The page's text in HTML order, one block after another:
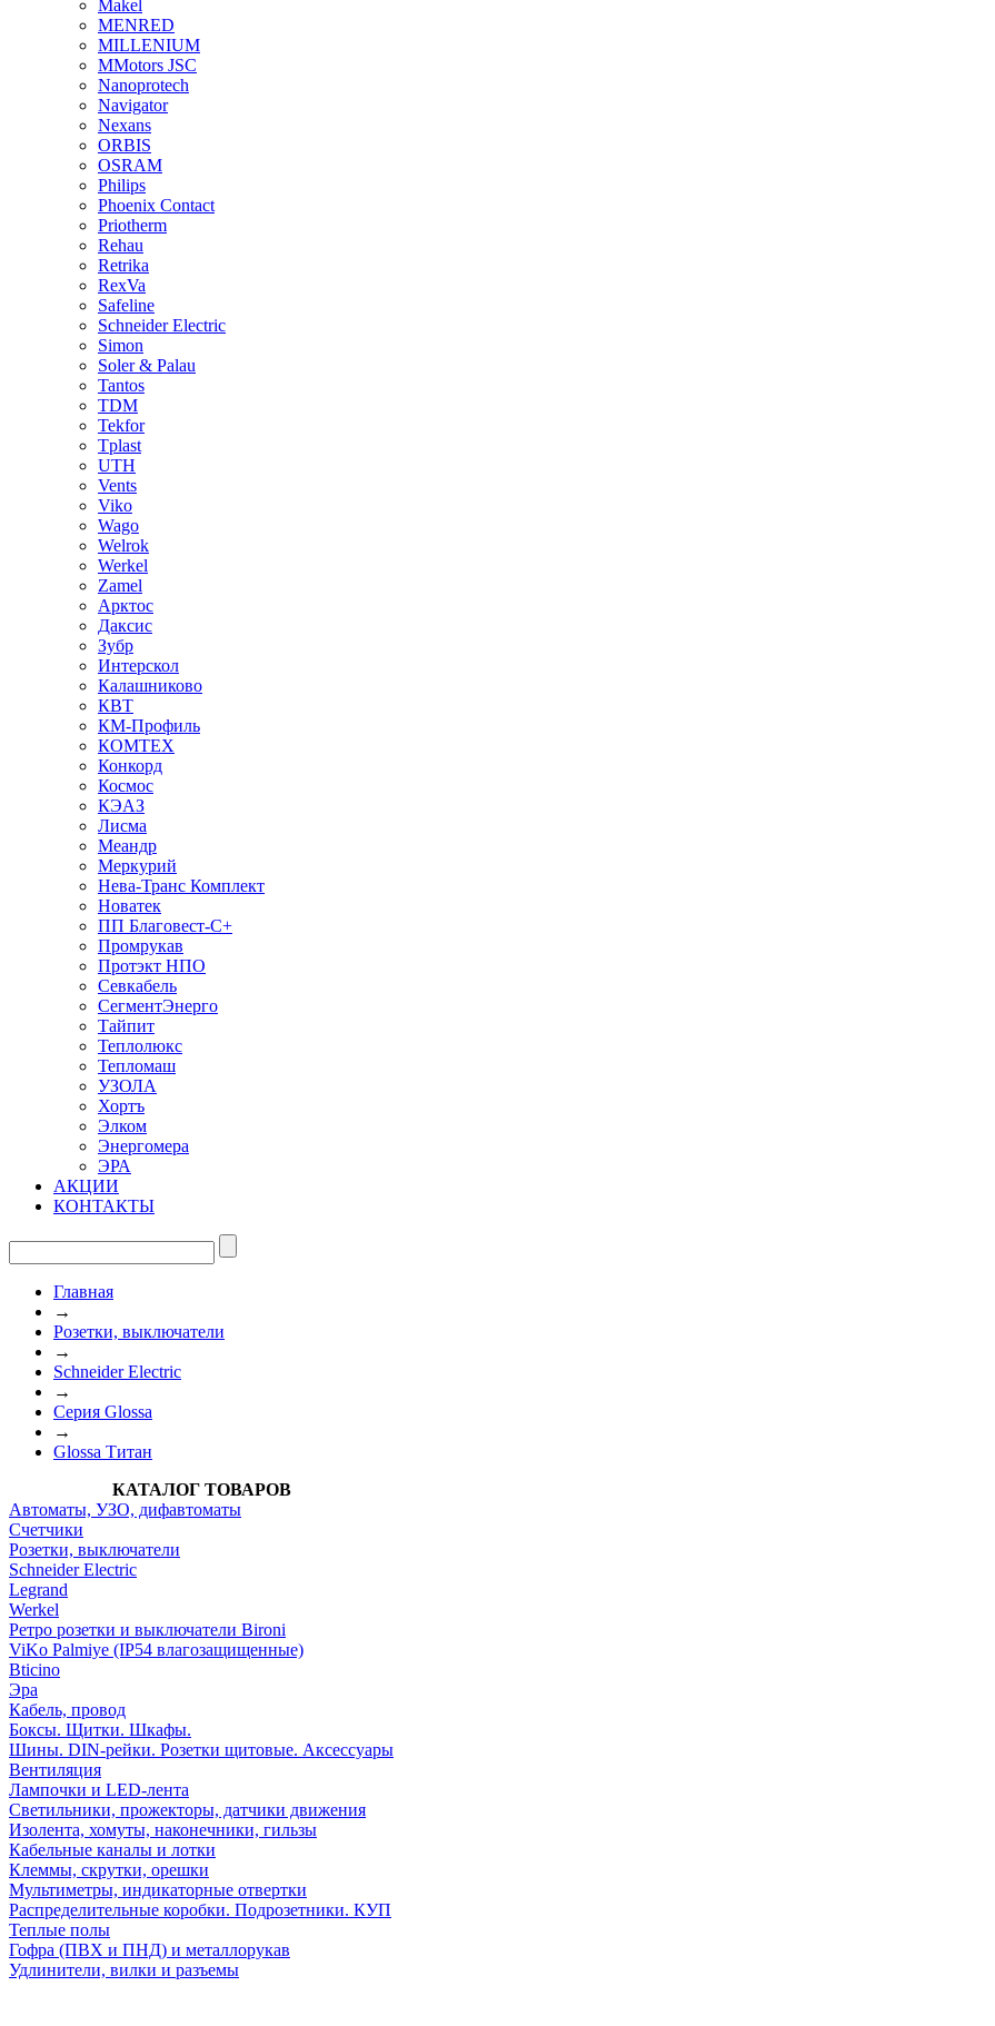
Makel
MENRED
MILLENIUM
MMotors JSC
Nanoprotech
Navigator
Nexans
ORBIS
OSRAM
Philips
Phoenix Contact
Priotherm
Rehau
Retrika
RexVa
Safeline
Schneider Electric
Simon
Soler & Palau
Tantos
TDM
Tekfor
Tplast
UTH
Vents
Viko
Wago
Welrok
Werkel
Zamel
Арктос
Даксис
Зубр
Интерскол
Калашниково
КВТ
КМ-Профиль
КОМТЕХ
Конкорд
Космос
КЭАЗ
Лисма
Меандр
Меркурий
Нева-Транс Комплект
Новатек
ПП Благовест-С+
Промрукав
Протэкт НПО
Севкабель
СегментЭнерго
Тайпит
Теплолюкс
Тепломаш
УЗОЛА
Хортъ
Элком
Энергомера
ЭРА
АКЦИИ
КОНТАКТЫ
Главная
→
Розетки, выключатели
→
Schneider Electric
→
Cерия Glossa
→
Glossa Титан
КАТАЛОГ ТОВАРОВ
Автоматы, УЗО, дифавтоматы
Счетчики
Розетки, выключатели
Schneider Electric
Legrand
Werkel
Ретро розетки и выключатели Bironi
ViKo Palmiye (IP54 влагозащищенные)
Bticino
Эра
Кабель, провод
Боксы. Щитки. Шкафы.
Шины. DIN-рейки. Розетки щитовые. Аксессуары
Вентиляция
Лампочки и LED-лента
Светильники, прожекторы, датчики движения
Изолента, хомуты, наконечники, гильзы
Кабельные каналы и лотки
Клеммы, скрутки, орешки
Мультиметры, индикаторные отвертки
Распределительные коробки. Подрозетники. КУП
Теплые полы
Гофра (ПВХ и ПНД) и металлорукав
Удлинители, вилки и разъемы